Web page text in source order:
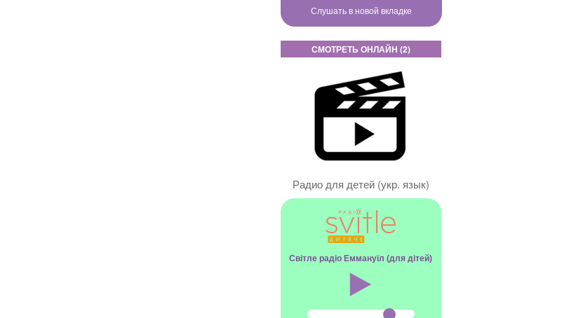
Слушать в новой вкладке
СМОТРЕТЬ ОНЛАЙН (2)
Радио для детей (укр. язык)
Світле радіо Еммануїл (для дітей)